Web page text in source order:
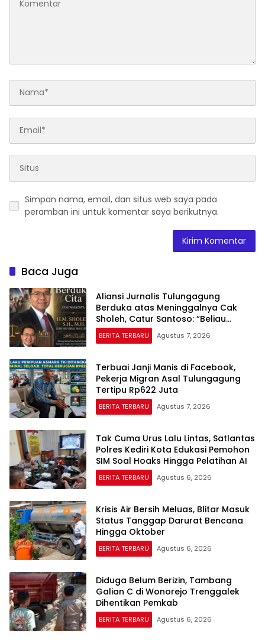
Simpan nama, email, dan situs web saya pada
peramban ini untuk komentar saya berikutnya.
Baca Juga
Aliansi Jurnalis Tulungagung
Berduka atas Meninggalnya Cak
Sholeh, Catur Santoso: “Beliau
Pejuang Keadilan yang Vokal”
BERITA TERBARU Agustus 7, 2026
Terbuai Janji Manis di Facebook,
Pekerja Migran Asal Tulungagung
Tertipu Rp622 Juta
BERITA TERBARU Agustus 7, 2026
Tak Cuma Urus Lalu Lintas, Satlantas
Polres Kediri Kota Edukasi Pemohon
SIM Soal Hoaks Hingga Pelatihan AI
BERITA TERBARU Agustus 6, 2026
Krisis Air Bersih Meluas, Blitar Masuk
Status Tanggap Darurat Bencana
Hingga Oktober
BERITA TERBARU Agustus 6, 2026
Diduga Belum Berizin, Tambang
Galian C di Wonorejo Trenggalek
Dihentikan Pemkab
BERITA TERBARU Agustus 6, 2026